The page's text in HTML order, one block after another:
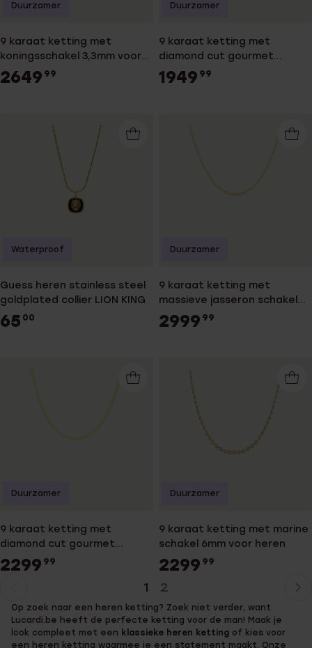
9 karaat ketting met
koningsschakel 3,3mm voor
heren
2649 99
Duurzamer
9 karaat ketting met
diamond cut gourmet
schakel 4,8mm voor heren
1949 99
Duurzamer
Guess heren stainless steel
goldplated collier LION KING
65 00
Waterproof
9 karaat ketting met
massieve jasseron schakel
4,1mm voor heren
2999 99
Duurzamer
9 karaat ketting met
diamond cut gourmet
schakel 4,5mm voor heren
2299 99
Duurzamer
9 karaat ketting met marine
schakel 6mm voor heren
2299 99
Duurzamer
pagina
1 2
naar
pagina
Op zoek naar een heren ketting? Zoek niet verder, want
Lucardi.be heeft de perfecte ketting voor de man! Maak je
look compleet met een klassieke heren ketting of kies voor
een heren ketting waarmee je een statement maakt. Onze